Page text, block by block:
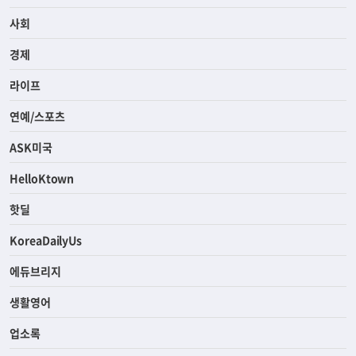
사회
경제
라이프
연예/스포츠
ASK미국
HelloKtown
핫딜
KoreaDailyUs
에듀브리지
생활영어
업소록